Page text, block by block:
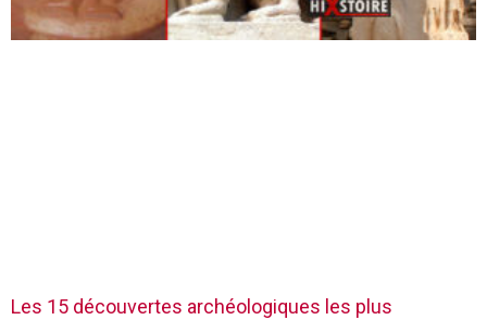
Les 15 découvertes archéologiques les plus